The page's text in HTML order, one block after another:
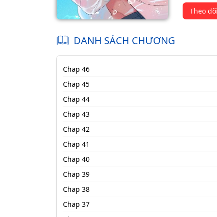
Theo
DANH SÁCH CHƯƠNG
Chap 46
Chap 45
Chap 44
Chap 43
Chap 42
Chap 41
Chap 40
Chap 39
Chap 38
Chap 37